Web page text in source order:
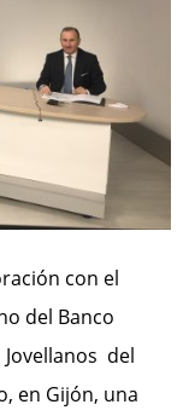
con el
del Banco
del
en Gijón, una